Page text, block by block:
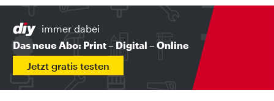
immer dabei
Das neue Abo: Print – Digital – Online
Jetzt gratis testen